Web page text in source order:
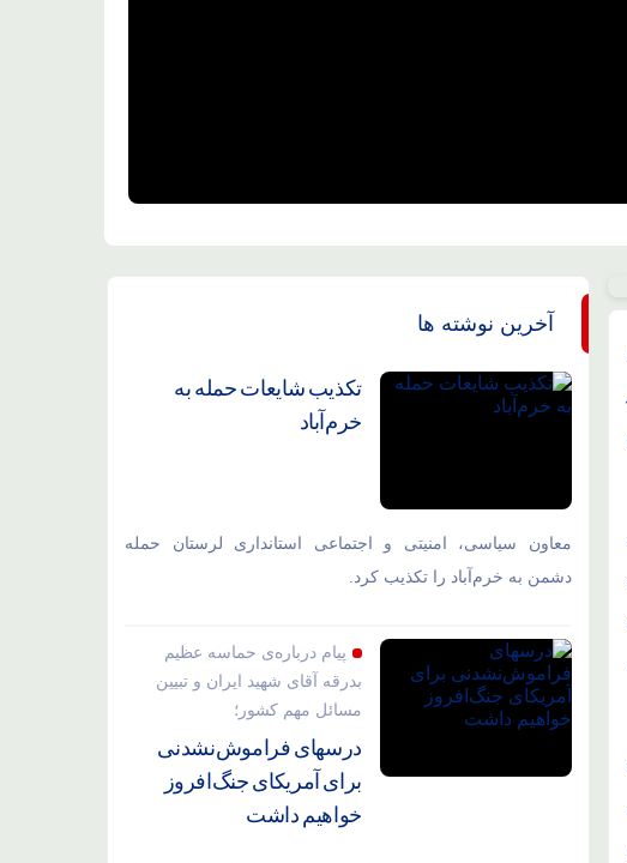
آخرین نوشته ها
تکذیب شایعات حمله به
خرم‌آباد
معاون سیاسی، امنیتی و اجتماعی استانداری لرستان حمله
دشمن به خرم‌آباد را تکذیب کرد.
پیام درباره‌ی حماسه عظیم
بدرقه آقای شهید ایران و تبیین
مسائل مهم کشور؛
درسهای فراموش‌نشدنی
برای آمریکای جنگ‌افروز
خواهیم داشت